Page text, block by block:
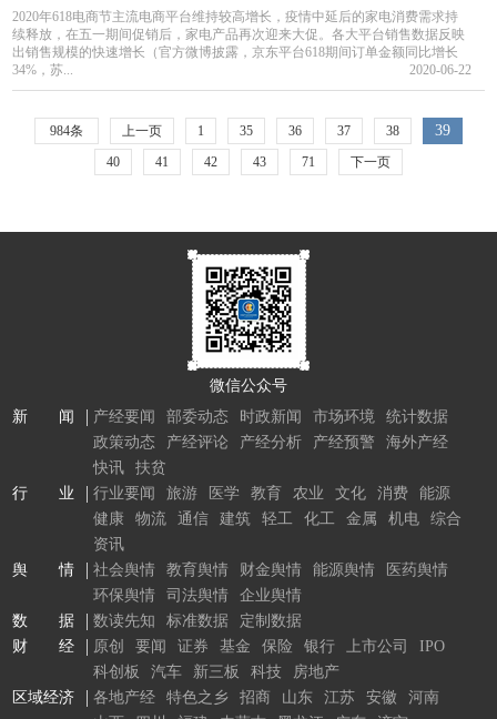
2020年618电商节主流电商平台维持较高增长，疫情中延后的家电消费需求持
续释放，在五一期间促销后，家电产品再次迎来大促。各大平台销售数据反映
出销售规模的快速增长（官方微博披露，京东平台618期间订单金额同比增长
34%，苏...
2020-06-22
984条 上一页 1 35 36 37 38 39
40 41 42 43 71 下一页
微信公众号
新 闻
产经要闻 部委动态 时政新闻 市场环境
统计数据
政策动态
产经评论 产经分析 产经预警
海外产经
快讯
扶贫
行 业
行业要闻 旅游 医学 教育 农业 文化 消费
能源
健康
物流 通信 建筑 轻工 化工 金属 机电
综合
资讯
舆 情
社会舆情 教育舆情 财金舆情 能源舆情
医药舆情
环保舆情
司法舆情
企业舆情
数 据
数读先知 标准数据
定制数据
财 经
原创 要闻 证券 基金 保险 银行 上市公司
IPO
科创板
汽车 新三板 科技
房地产
区域经济
各地产经 特色之乡 招商 山东 江苏 安徽
河南